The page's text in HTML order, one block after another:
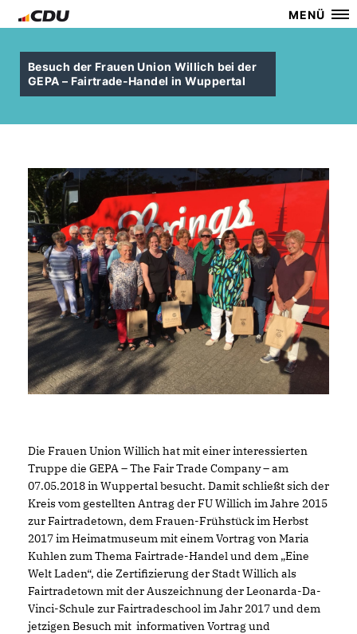
MENÜ
Besuch der Frauen Union Willich bei der
GEPA – Fairtrade-Handel in Wuppertal
Die Frauen Union Willich hat mit einer interessierten
Truppe die GEPA – The Fair Trade Company – am
07.05.2018 in Wuppertal besucht. Damit schließt sich der
Kreis vom gestellten Antrag der FU Willich im Jahre 2015
zur Fairtradetown, dem Frauen-Frühstück im Herbst
2017 im Heimatmuseum mit einem Vortrag von Maria
Kuhlen zum Thema Fairtrade-Handel und dem „Eine
Welt Laden“, die Zertifizierung der Stadt Willich als
Fairtradetown mit der Auszeichnung der Leonarda-Da-
Vinci-Schule zur Fairtradeschool im Jahr 2017 und dem
jetzigen Besuch mit informativen Vortrag und